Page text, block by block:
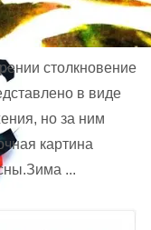
столкновение
в виде
но за ним
картина
...